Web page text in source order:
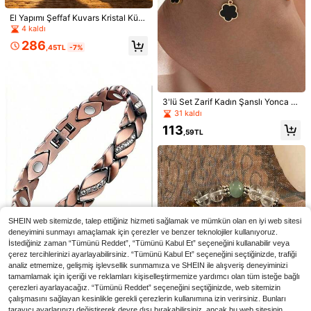
7
En Çok Satanlar #Gelin Partisi
Çember küpe
,45TL
En Çok Satanlar #Kalp Şeklinde
1 adet Yaz Okyanus Tarzı Doğal Ka
buk Boncuklu Kolye, Şık Altın Metal
Kalp Kolye Ucu, Günlük Kullanım, Pl
aj Seyahati, Buluşma, Fotoğraf Çeki
mi İçin Uygundur. Kolye uzunluğu d
eğişkendir ve doğal kabukların sayı
sı, deseni ve boyutu rastgele gönde
rilir.
205,78TL
El Yapımı Şeffaf Kuvars Kristal Küm
esi Dekor, Vintage Ağaç Kökü Heyk
el, Wiccan Altar Süsü, Bohem Stil E
v ve Ofis Cadılık Dekorasyonu
4 kaldı
286 ,45TL -7%
4,39TL tasarruf edin
1 adet Yeni Yaprak Elmas Manyetik
Ayarlanabilir Bileklik, Antik Kırmızı
Fırçalanmış Bakır
28 kaldı
138,83TL -3%
3'lü Set Zarif Kadın Şanslı Yonca Bi
leklik Beş Yapraklı Yonca, Ruhsal E
nerji Şifası İçin Şifalı Kristal Bileklikl
er, Günlük Giyim İçin Uygun, Kız Ar
ediye
31 kaldı
113 ,59TL
SHEIN web sitemizde, talep ettiğiniz hizmeti sağlamak ve mümkün olan en iyi web sitesi
deneyimini sunmayı amaçlamak için çerezler ve benzer teknolojiler kullanıyoruz.
İstediğiniz zaman “Tümünü Reddet”, “Tümünü Kabul Et” seçeneğini kullanabilir veya
çerez tercihlerinizi ayarlayabilirsiniz. “Tümünü Kabul Et” seçeneğini seçtiğinizde, trafiği
analiz etmemize, gelişmiş işlevsellik sunmamıza ve SHEIN ile alışveriş deneyiminizi
tamamlamak için içeriği ve reklamları kişiselleştirmemize yardımcı olan tüm isteğe bağlı
çerezleri ayarlayacağız. “Tümünü Reddet” seçeneğini seçtiğinizde, web sitemizin
çalışmasını sağlayan kesinlikle gerekli çerezlerin kullanımına izin verirsiniz. Bunları